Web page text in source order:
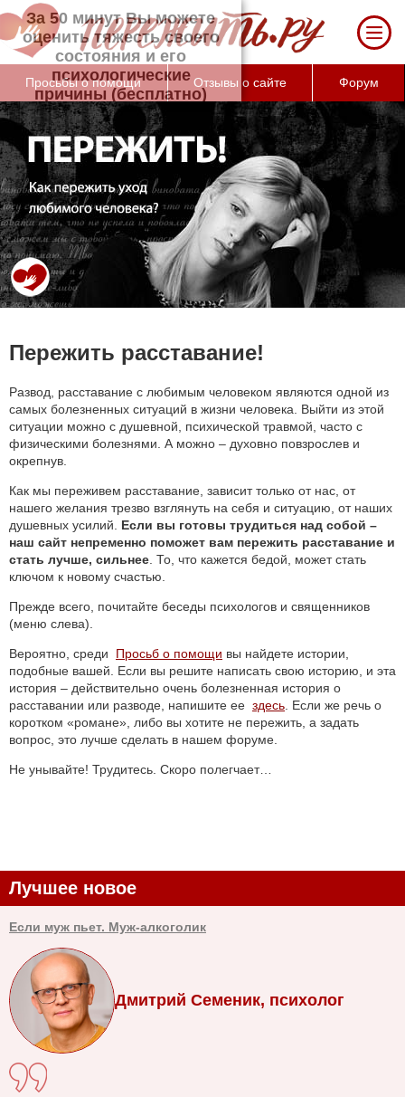
За 50 минут Вы можете оценить тяжесть
своего состояния и его психологические
причины (бесплатно)
Просьбы о помощи Отзывы о сайте Форум
Пережить расставание!
Развод, расставание с любимым человеком являются одной из
самых болезненных ситуаций в жизни человека. Выйти из этой
ситуации можно с душевной, психической травмой, часто с
физическими болезнями. А можно – духовно повзрослев и
окрепнув.
Как мы переживем расставание, зависит только от нас, от
нашего желания трезво взглянуть на себя и ситуацию, от наших
душевных усилий. Если вы готовы трудиться над собой –
наш сайт непременно поможет вам пережить расставание и
стать лучше, сильнее . То, что кажется бедой, может стать
ключом к новому счастью.
Прежде всего, почитайте беседы психологов и священников
(меню слева).
Вероятно, среди Просьб о помощи вы найдете истории,
подобные вашей. Если вы решите написать свою историю, и эта
история – действительно очень болезненная история о
расставании или разводе, напишите ее здесь . Если же речь о
коротком «романе», либо вы хотите не пережить, а задать
вопрос, это лучше сделать в нашем форуме.
Не унывайте! Трудитесь. Скоро полегчает…
Лучшее новое
Если муж пьет. Муж-алкоголик
Дмитрий Семеник, психолог